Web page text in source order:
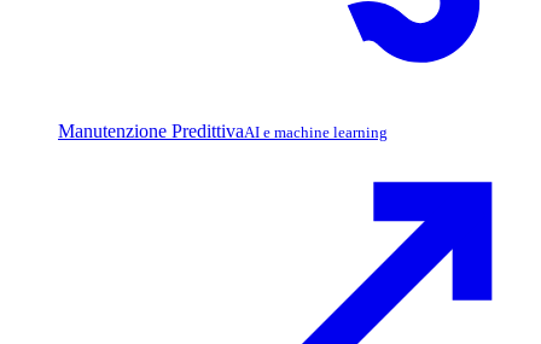
Manutenzione PredittivaAI e machine learning